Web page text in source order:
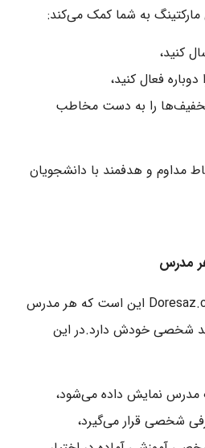
مارکتینگ به شما کمک می‌کند:
کنید،
فعال کنید،
را به دست مخاطب
مداوم و هدفمند با دانشجویان
یکی از امکانات بی‌نظیر Doresaz.com این است که هر مدرس
شخصی خودش دارد.در این
مدرس نمایش داده می‌شود،
شخصی قرار می‌گیرد،